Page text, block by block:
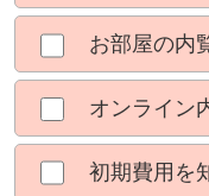
お部屋の内
オンライン
初期費用を